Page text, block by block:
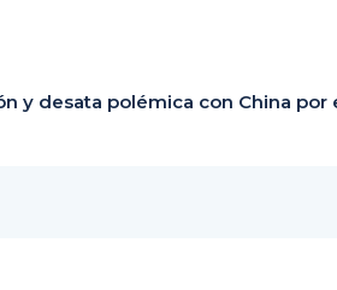
y desata polémica con China